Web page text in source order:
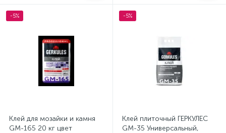
-5%
Клей для мозайки и камня
GM-165 20 кг цвет
-5%
Клей плиточный ГЕРКУЛЕС
GM-35 Универсальный,